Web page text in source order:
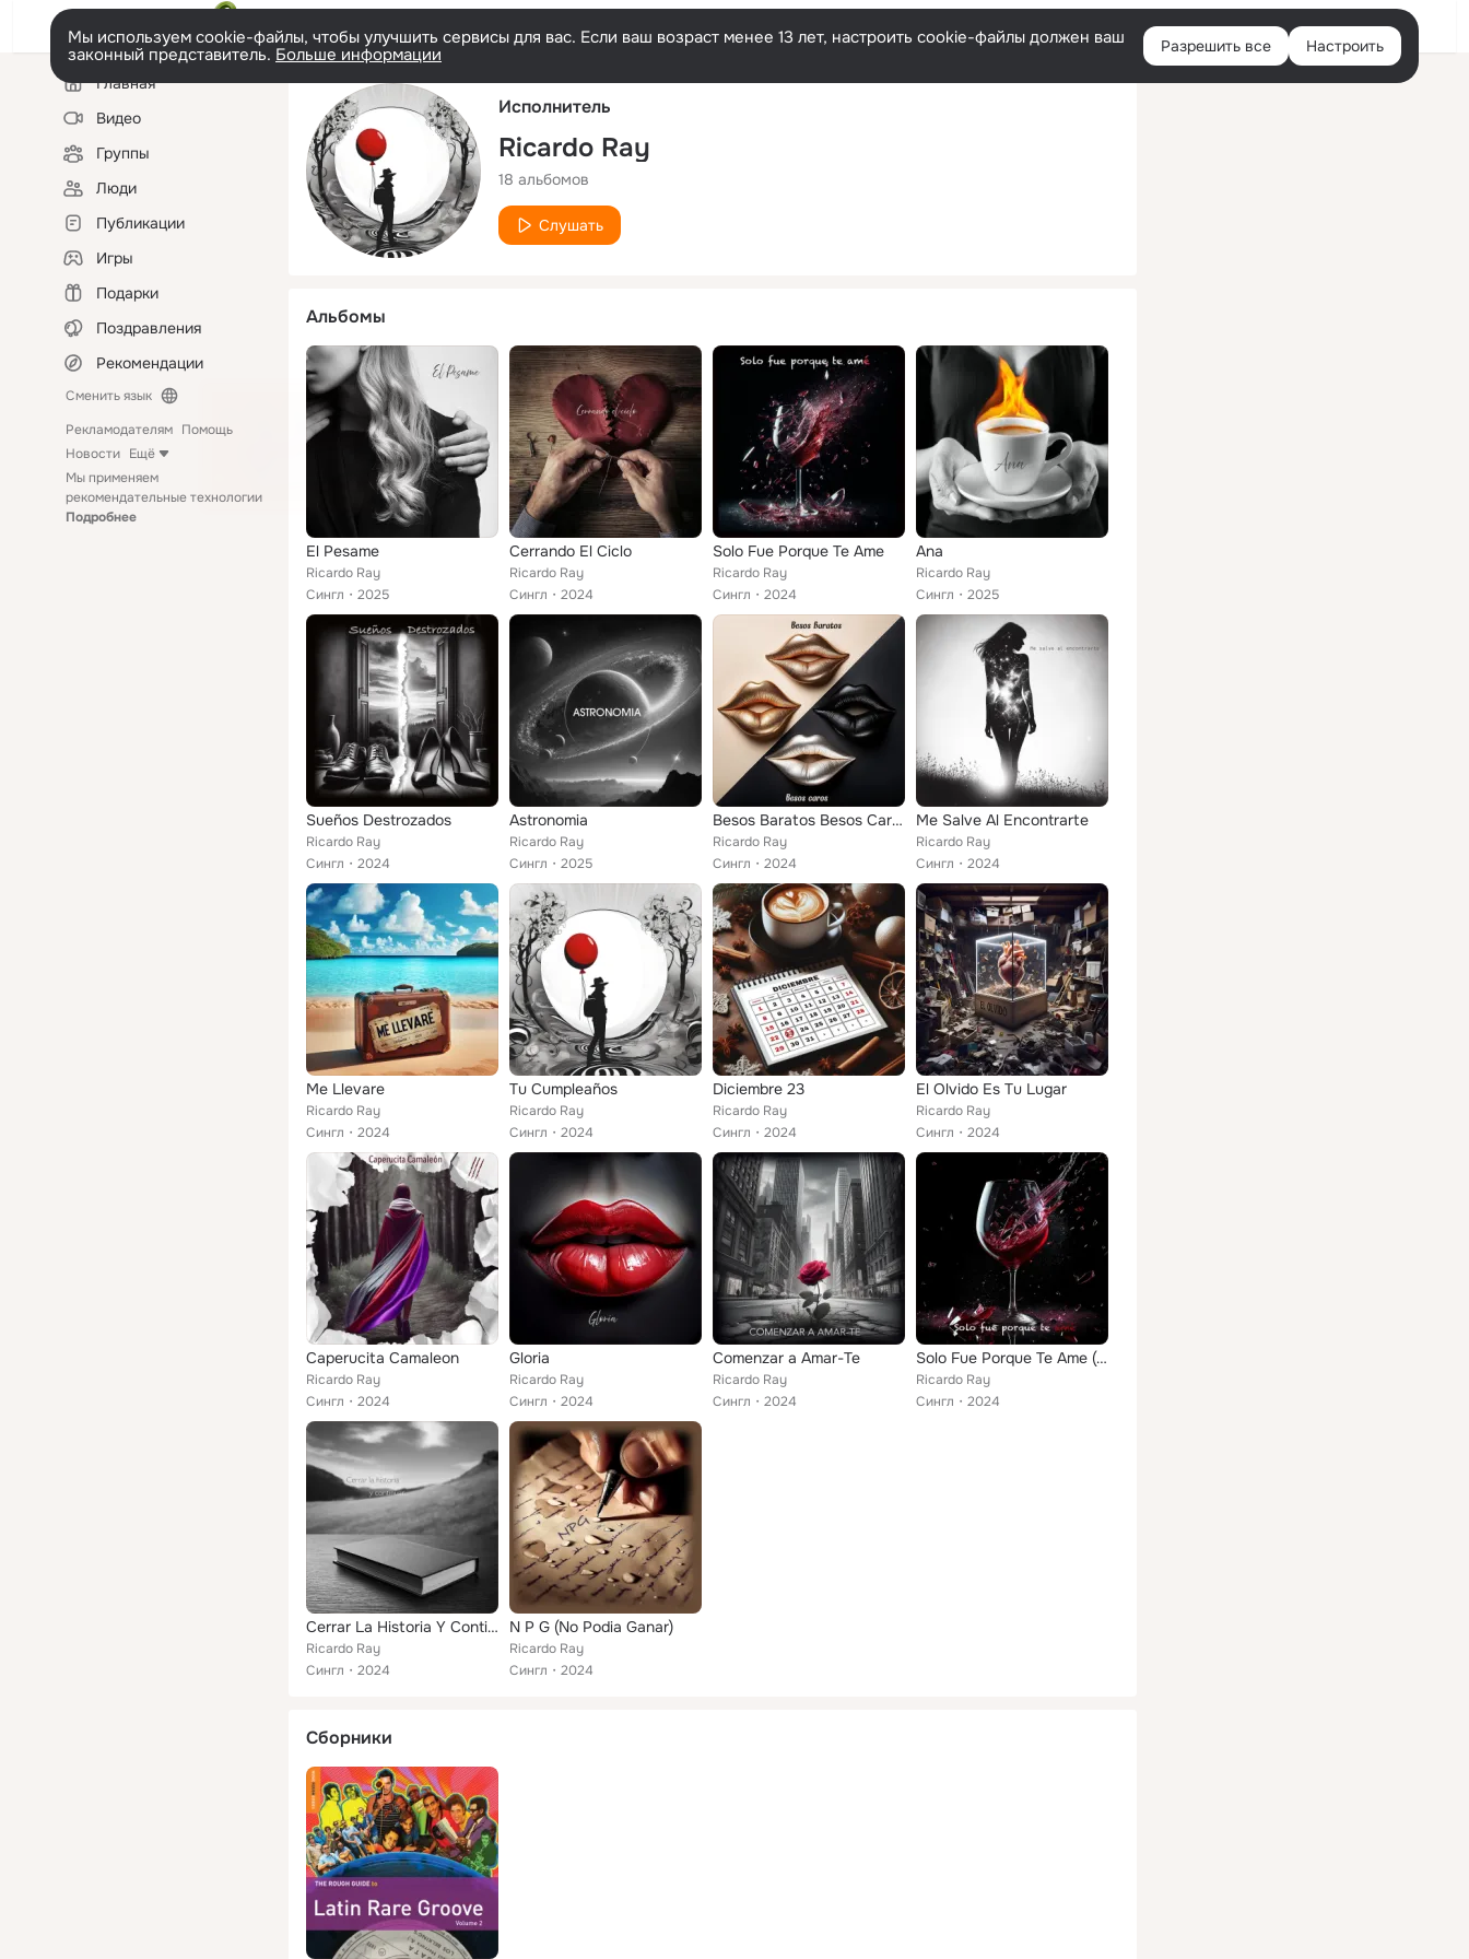
Русский Войти
Мы используем cookie-файлы, чтобы улучшить сервисы для вас. Если ваш возраст менее 13 лет, настроить cookie-файлы должен ваш
законный представитель. Больше информации Разрешить все Настроить
Левая
колонкаГлавная
Видео
Группы
Люди
Публикации
Игры
Подарки
Поздравления
Рекомендации
Сменить язык
Рекламодателям Помощь
Новости Ещё
Мы применяем
рекомендательные технологии
Подробнее
Исполнитель
Ricardo Ray
18 альбомов
Слушать
Альбомы
El Pesame
Ricardo Ray
Сингл
2025
Cerrando El Ciclo
Ricardo Ray
Сингл
2024
Solo Fue Porque Te Ame
Ricardo Ray
Сингл
2024
Ana
Ricardo Ray
Сингл
2025
Sueños Destrozados
Ricardo Ray
Сингл
2024
Astronomia
Ricardo Ray
Сингл
2025
Besos Baratos Besos Caros
Ricardo Ray
Сингл
2024
Me Salve Al Encontrarte
Ricardo Ray
Сингл
2024
Me Llevare
Ricardo Ray
Сингл
2024
Tu Cumpleaños
Ricardo Ray
Сингл
2024
Diciembre 23
Ricardo Ray
Сингл
2024
El Olvido Es Tu Lugar
Ricardo Ray
Сингл
2024
Caperucita Camaleon
Ricardo Ray
Сингл
2024
Gloria
Ricardo Ray
Сингл
2024
Comenzar a Amar-Te
Ricardo Ray
Сингл
2024
Solo Fue Porque Te Ame (Pop Version)
Ricardo Ray
Сингл
2024
Cerrar La Historia Y Continuar
Ricardo Ray
Сингл
2024
N P G (No Podia Ganar)
Ricardo Ray
Сингл
2024
Сборники